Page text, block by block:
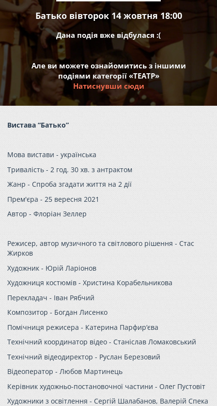
Батько вівторок 14 жовтня 18:00
Дана подія вже відбулася :(
Але ви можете ознайомитись з іншими
подіями категорії «ТЕАТР»
Натиснувши сюди
Вистава “Батько”
Мова вистави - українська
Тривалість - 2 год. 30 хв. з антрактом
Жанр - Спроба згадати життя на 2 дії
Прем'єра - 25 вересня 2021
Автор - Флоріан Зеллер
Режисер, автор музичного та світлового рішення - Стас
Жирков
Художник - Юрій Ларіонов
Художниця костюмів - Христина Корабельникова
Перекладач - Іван Рябчий
Композитор - Богдан Лисенко
Помічниця режисера - Катерина Парфир‘єва
Технічний координатор відео - Станіслав Ломаковський
Технічний відеодиректор - Руслан Березовий
Відеоператор - Любов Мартинець
Керівник художньо-постановочної частини - Олег Пустовіт
Художники з освітлення - Сергій Шалабанов, Валерій Спека